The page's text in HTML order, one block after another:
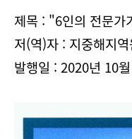
제목 : "6인의 전문가
저(역)자 : 지중해지
발행일 : 2020년 10